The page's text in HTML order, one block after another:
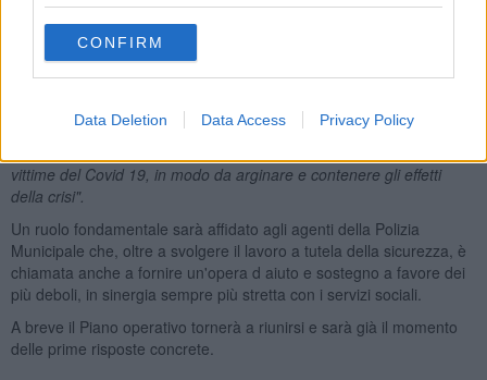
CONFIRM
Data Deletion Data Access Privacy Policy
famiglie con minori, per le disabilità, per i servizi educativi e il
Comune non può non essere in prima fila per una lettura diversa,
più approfondita, del bisogno sociale. Proprio per questo
due milioni di euro: una forte iniezione di liquidità per aiutare la città
a riprendere vita, un punto di partenza e non di arrivo. Circa
vittime del Covid 19, in modo da arginare e contenere gli effetti
della crisi".
Un ruolo fondamentale sarà affidato agli agenti della Polizia
Municipale che, oltre a svolgere il lavoro a tutela della sicurezza, è
chiamata anche a fornire un'opera d aiuto e sostegno a favore dei
più deboli, in sinergia sempre più stretta con i servizi sociali.
A breve il Piano operativo tornerà a riunirsi e sarà già il momento
delle prime risposte concrete.